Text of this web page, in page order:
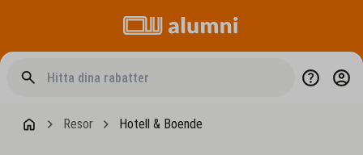
Resor Hotell & Boende